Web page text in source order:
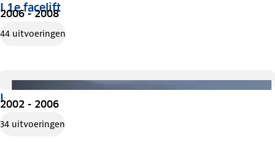
I 1e facelift
2006 - 2008
44 uitvoeringen
I
2002 - 2006
34 uitvoeringen